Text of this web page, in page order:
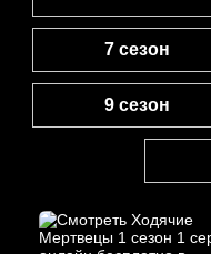
7 сезон
9 сезон